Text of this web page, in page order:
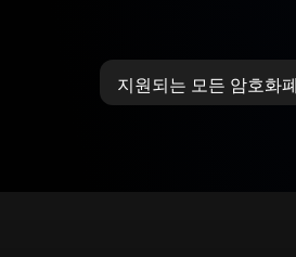
지원되는 모든 암호화